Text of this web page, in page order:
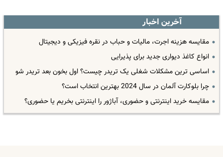
آخرین اخبار
مقایسه هزینه اجرت، مالیات و حباب در نقره فیزیکی و دیجیتال
انواع کاغذ دیواری جدید برای پذیرایی
اساسی ترین مشکلات شغلی یک تریدر چیست؟ اول بخون بعد تریدر شو
چرا بلوکارت آلمان در سال 2024 بهترین انتخاب است؟
مقایسه خرید اینترنتی و حضوری، آباژور را اینترنتی بخریم یا حضوری؟